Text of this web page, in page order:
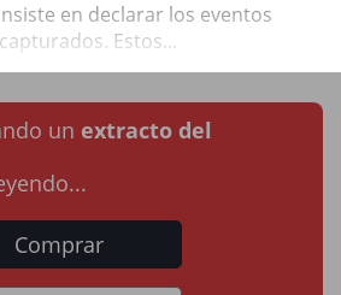
en declarar los eventos
Estos...
un extracto del
Comprar